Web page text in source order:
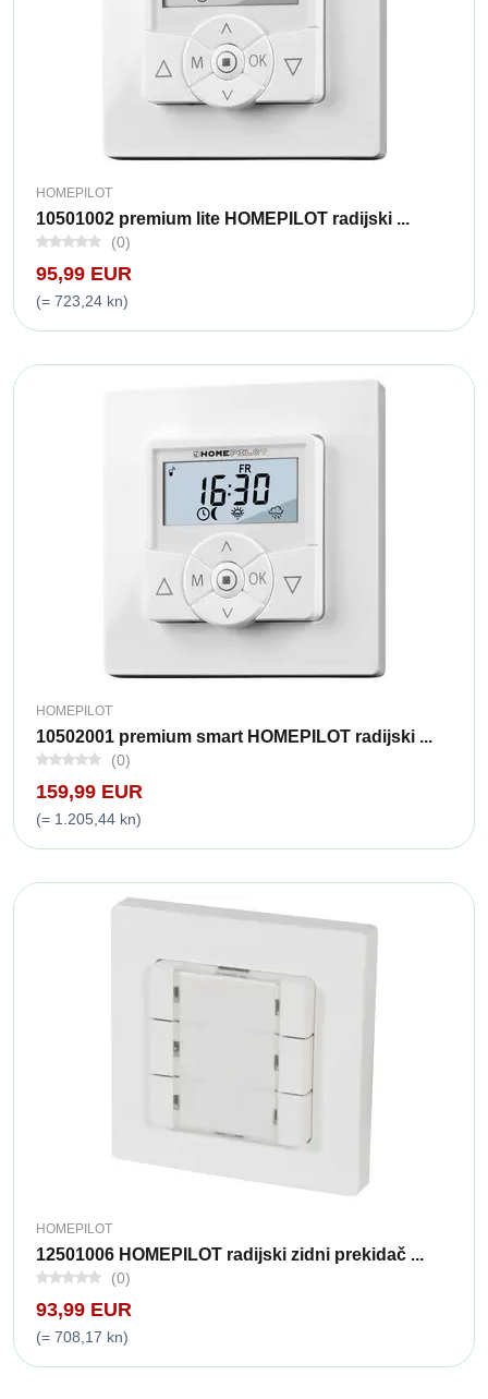
HOMEPILOT
10501002 premium lite HOMEPILOT radijski ...
(0)
95,99 EUR
(= 723,24 kn)
HOMEPILOT
10502001 premium smart HOMEPILOT radijski ...
(0)
159,99 EUR
(= 1.205,44 kn)
HOMEPILOT
12501006 HOMEPILOT radijski zidni prekidač ...
(0)
93,99 EUR
(= 708,17 kn)